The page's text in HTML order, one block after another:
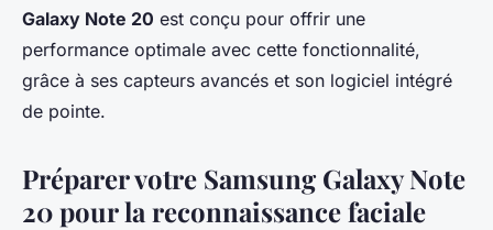
Galaxy Note 20 est conçu pour offrir une
performance optimale avec cette fonctionnalité,
grâce à ses capteurs avancés et son logiciel intégré
de pointe.
Préparer votre Samsung Galaxy Note
20 pour la reconnaissance faciale